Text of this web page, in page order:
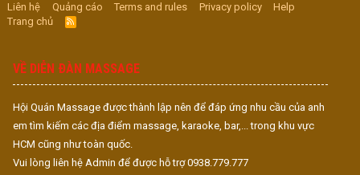
Liên hệ
Quảng cáo Terms and rules Privacy policy
Help
Trang chủ
R
S
VỀ DIỄN ĐÀN MASSAGE
Hội Quán Massage được thành lập nên để đáp ứng nhu cầu của anh
em tìm kiếm các địa điểm massage, karaoke, bar,... trong khu vực
HCM cũng như toàn quốc.
Vui lòng liên hệ Admin để được hỗ trợ 0938.779.777